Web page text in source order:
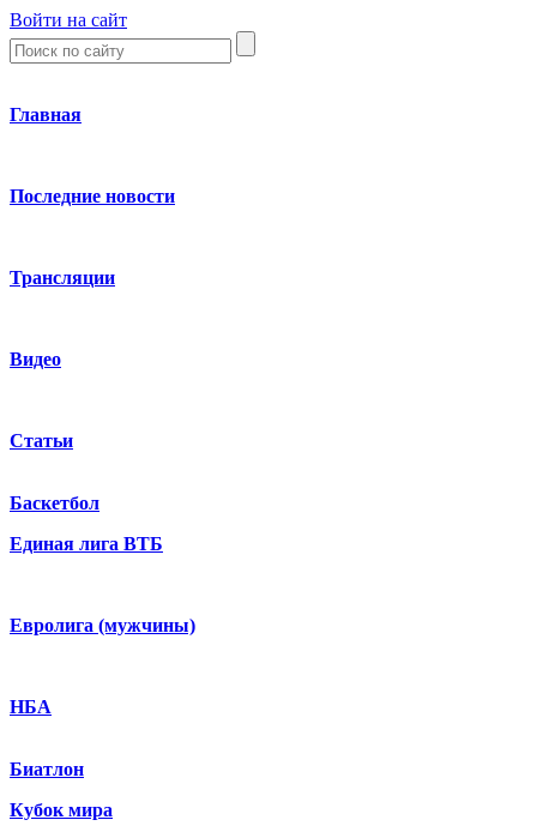
Войти на сайт
Главная
Последние новости
Трансляции
Видео
Статьи
Баскетбол
Единая лига ВТБ
Евролига (мужчины)
НБА
Биатлон
Кубок мира